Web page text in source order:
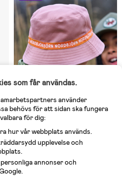
I lager
(0)
Nordbjörn Hjortnäs Bucket
Hatt Vändbar, Rosa
som får användas.
använder
behövs för att sidan ska fungera
för dig:
hur vår webbplats används.
upplevelse och
annonser och